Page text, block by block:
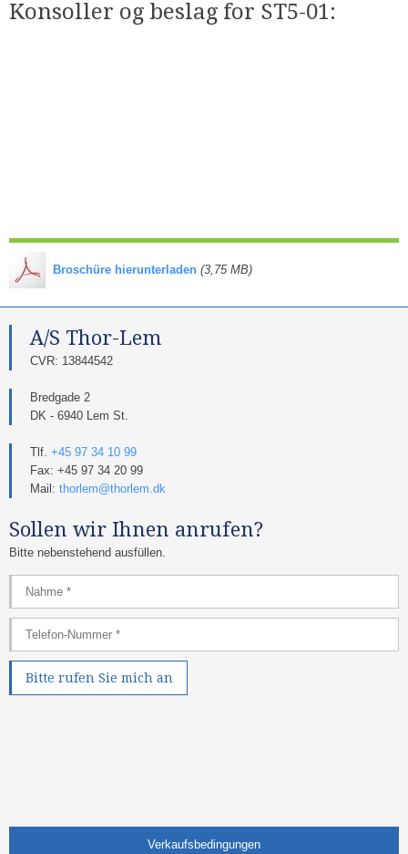
Konsoller og beslag for ST5-01​:
Broschüre hierunterladen (3,75 MB)
A/S Thor-Lem​
​CVR: 13844542​
Bredgade 2
DK - 6940 Lem St.
Tlf. +45 97 34 10 99
Fax: +45 97 34 20 99
Mail: thorlem@thorlem.dk
Sollen wir Ihnen anrufen?
Bitte nebenstehend ausfüllen.​
Verkaufsb​edingungen